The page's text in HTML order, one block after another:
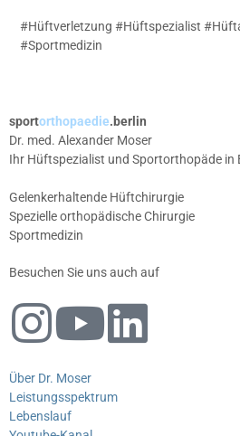
#Hüftverletzung #Hüftspezialist
#Sportmedizin
sportorthopaedie.berlin
Dr. med. Alexander Moser
Ihr Hüftspezialist und Sportorthopäde in
Gelenkerhaltende Hüftchirurgie
Spezielle orthopädische Chirurgie
Sportmedizin
Besuchen Sie uns auch auf
Über Dr. Moser
Leistungsspektrum
Lebenslauf